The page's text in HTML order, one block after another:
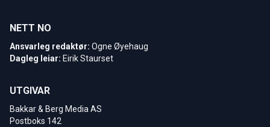
NETT NO
Ansvarleg redaktør: Ogne Øyehaug
Dagleg leiar: Eirik Staurset
UTGIVAR
Bakkar & Berg Media AS
Postboks 142